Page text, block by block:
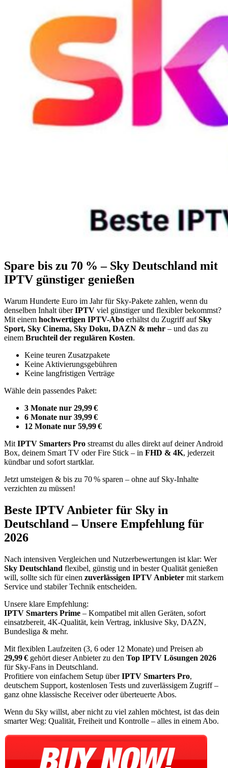
Spare bis zu 70 % – Sky Deutschland mit
IPTV günstiger genießen
Warum Hunderte Euro im Jahr für Sky-Pakete zahlen, wenn du
denselben Inhalt überIPTV viel günstiger und flexibler bekommst?
Mit einem hochwertigen IPTV-Abo erhältst du Zugriff aufSky
Sport, Sky Cinema, Sky Doku, DAZN & mehr – und das zu
einem Bruchteil der regulären Kosten.
Keine teuren Zusatzpakete
Keine Aktivierungsgebühren
Keine langfristigen Verträge
Wähle dein passendes Paket:
3 Monate nur 29,99 €
6 Monate nur 39,99 €
12 Monate nur 59,99 €
Mit IPTV Smarters Pro streamst du alles direkt auf deiner Android
Box, deinem Smart TV oder Fire Stick – in FHD & 4K, jederzeit
kündbar und sofort startklar.
Jetzt umsteigen & bis zu 70 % sparen – ohne auf Sky-Inhalte
verzichten zu müssen!
Beste IPTV Anbieter für Sky in
Deutschland – Unsere Empfehlung für
2026
Nach intensiven Vergleichen und Nutzerbewertungen ist klar: Wer
Sky Deutschland flexibel, günstig und in bester Qualität genießen
will, sollte sich für einen zuverlässigen IPTV Anbieter mit starkem
Service und stabiler Technik entscheiden.
Unsere klare Empfehlung:
IPTV Smarters Prime – Kompatibel mit allen Geräten, sofort
einsatzbereit, 4K-Qualität, kein Vertrag, inklusive Sky, DAZN,
Bundesliga & mehr.
Mit flexiblen Laufzeiten (3, 6 oder 12 Monate) und Preisen ab
29,99 € gehört dieser Anbieter zu den Top IPTV Lösungen 2026
für Sky-Fans in Deutschland.
Profitiere von einfachem Setup überIPTV Smarters Pro,
deutschem Support, kostenlosen Tests und zuverlässigem Zugriff –
ganz ohne klassische Receiver oder überteuerte Abos.
Wenn du Sky willst, aber nicht zu viel zahlen möchtest, ist das dein
smarter Weg: Qualität, Freiheit und Kontrolle – alles in einem Abo.